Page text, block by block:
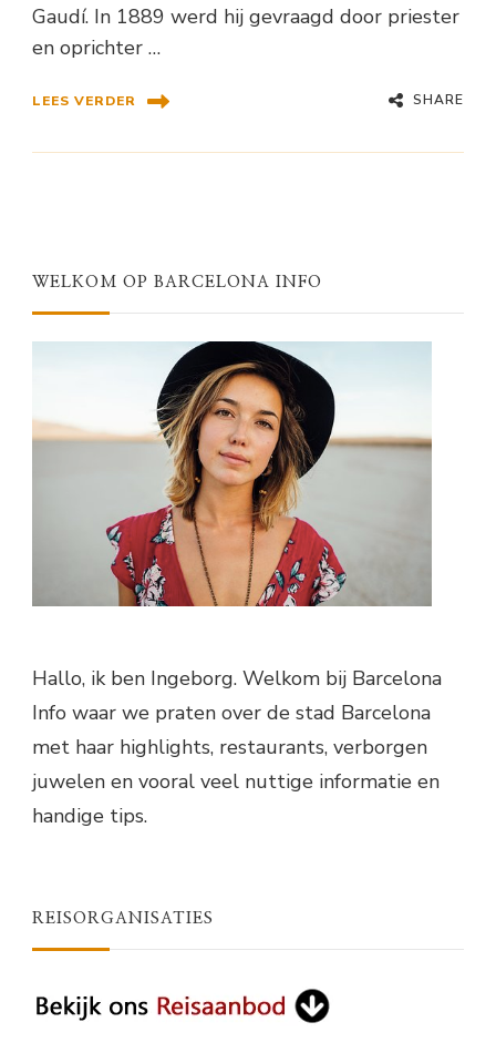
Gaudí. In 1889 werd hij gevraagd door priester
en oprichter …
LEES VERDER SHARE
WELKOM OP BARCELONA INFO
Hallo, ik ben Ingeborg. Welkom bij Barcelona
Info waar we praten over de stad Barcelona
met haar highlights, restaurants, verborgen
juwelen en vooral veel nuttige informatie en
handige tips.
REISORGANISATIES